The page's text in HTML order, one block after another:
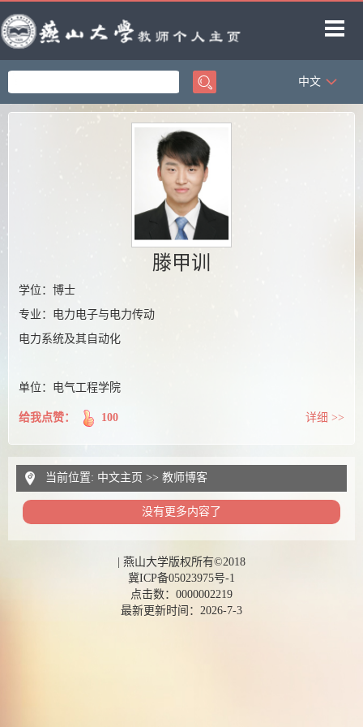
首页
科学研究
中文
滕甲训
学位：博士
专业：电力电子与电力传动
电力系统及其自动化
单位：电气工程学院
给我点赞： 100 详细 >>
当前位置: 中文主页 >> 教师博客
没有更多内容了
| 燕山大学版权所有©2018
冀ICP备05023975号-1
点击数： 0000002219
最新更新时间： 2026-7-3